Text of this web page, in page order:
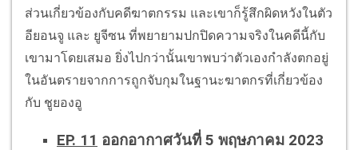
ส่วนเกี่ยวข้องกับคดีฆาตกรรม และเขาก็รู้สึกผิดหวังในตัว
อียอนจู และ ยูจีซน ที่พยายามปกปิดความจริงในคดีนี้กับ
เขามาโดยเสมอ ยิ่งไปกว่านั้นเขาพบว่าตัวเองกำลังตกอยู่
ในอันตรายจากการถูกจับกุมในฐานะฆาตกรที่เกี่ยวข้อง
กับ ชูยองอู
EP. 11 ออกอากาศวันที่ 5 พฤษภาคม 2023